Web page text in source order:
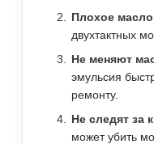
Плохое
двухтактных
Не меняют
эмульсия
ремонту.
Не следят за
может убить